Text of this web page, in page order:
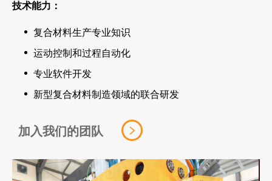
技术能力：
复合材料生产专业知识
运动控制和过程自动化
专业软件开发
新型复合材料制造领域的联合研发
加入我们的团队